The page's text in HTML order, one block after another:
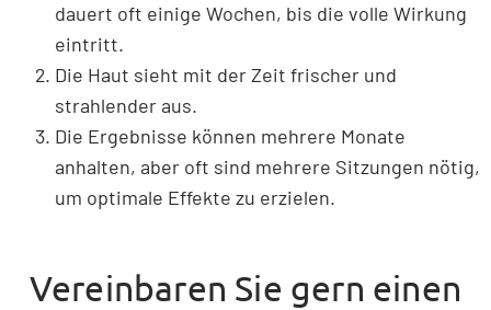
dauert oft einige Wochen, bis die volle Wirkung
eintritt.
Die Haut sieht mit der Zeit frischer und
strahlender aus.
Die Ergebnisse können mehrere Monate
anhalten, aber oft sind mehrere Sitzungen nötig,
um optimale Effekte zu erzielen.
Vereinbaren Sie gern einen